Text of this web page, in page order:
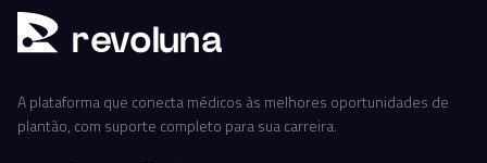
revoluna
A plataforma que conecta médicos às melhores oportunidades de
plantão, com suporte completo para sua carreira.